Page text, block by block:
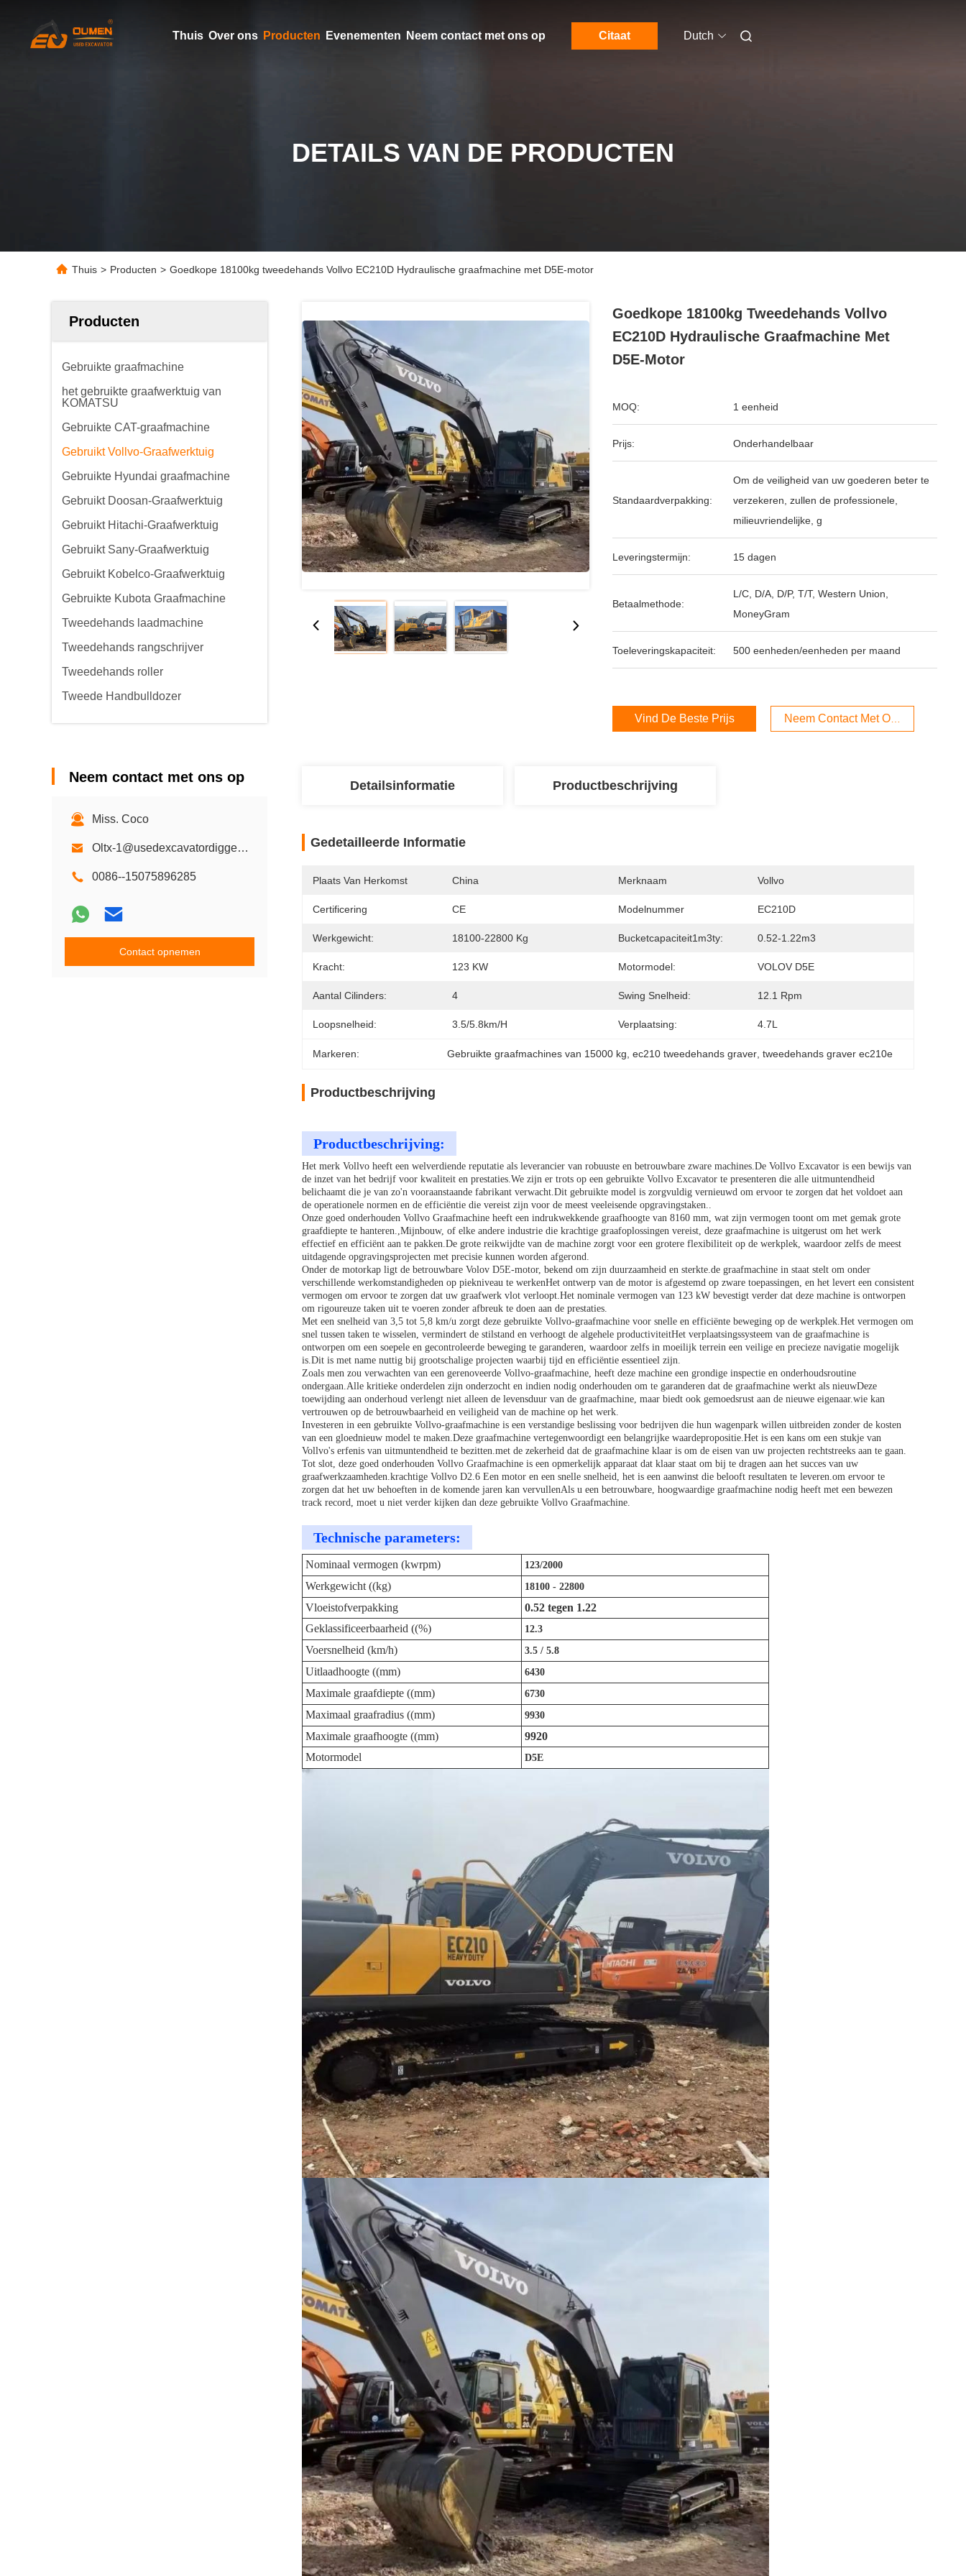
Thuis Over ons Producten Evenementen Neem contact met ons op Citaat Dutch
DETAILS VAN DE PRODUCTEN
Thuis > Producten > Goedkope 18100kg tweedehands Vollvo EC210D Hydraulische graafmachine met D5E-motor
Producten
Gebruikte graafmachine
het gebruikte graafwerktuig van
KOMATSU
Gebruikte CAT-graafmachine
Gebruikt Vollvo-Graafwerktuig
Gebruikte Hyundai graafmachine
Gebruikt Doosan-Graafwerktuig
Gebruikt Hitachi-Graafwerktuig
Gebruikt Sany-Graafwerktuig
Gebruikt Kobelco-Graafwerktuig
Gebruikte Kubota Graafmachine
Tweedehands laadmachine
Tweedehands rangschrijver
Tweedehands roller
Tweede Handbulldozer
Neem contact met ons op
Miss. Coco
Oltx-1@usedexcavatordigger.com
0086--15075896285
Contact opnemen
Goedkope 18100kg Tweedehands Vollvo
EC210D Hydraulische Graafmachine Met
D5E-Motor
MOQ: 1 eenheid
Prijs: Onderhandelbaar
Standaardverpakking:
Om de veiligheid van uw goederen beter te
verzekeren, zullen de professionele,
milieuvriendelijke, g
Leveringstermijn: 15 dagen
Betaalmethode:
L/C, D/A, D/P, T/T, Western Union,
MoneyGram
Toeleveringskapaciteit: 500 eenheden/eenheden per maand
Vind De Beste Prijs Neem Contact Met Ons Op
Detailsinformatie Productbeschrijving
Gedetailleerde Informatie
Plaats Van Herkomst China Merknaam Vollvo
Certificering CE Modelnummer EC210D
Werkgewicht: 18100-22800 Kg Bucketcapaciteit1m3ty: 0.52-1.22m3
Kracht: 123 KW Motormodel: VOLOV D5E
Aantal Cilinders: 4 Swing Snelheid: 12.1 Rpm
Loopsnelheid: 3.5/5.8km/h Verplaatsing: 4.7L
Markeren: Gebruikte graafmachines van 15000 kg , ec210 tweedehands graver , tweedehands graver ec210e
Productbeschrijving
Productbeschrijving:
Het merk Vollvo heeft een welverdiende reputatie als leverancier van robuuste en betrouwbare zware machines.De Vollvo Excavator is een bewijs van
de inzet van het bedrijf voor kwaliteit en prestaties.We zijn er trots op een gebruikte Vollvo Excavator te presenteren die alle uitmuntendheid
belichaamt die je van zo'n vooraanstaande fabrikant verwacht.Dit gebruikte model is zorgvuldig vernieuwd om ervoor te zorgen dat het voldoet aan
de operationele normen en de efficiëntie die vereist zijn voor de meest veeleisende opgravingstaken..
Onze goed onderhouden Vollvo Graafmachine heeft een indrukwekkende graafhoogte van 8160 mm, wat zijn vermogen toont om met gemak grote
graafdiepte te hanteren.,Mijnbouw, of elke andere industrie die krachtige graafoplossingen vereist, deze graafmachine is uitgerust om het werk
effectief en efficiënt aan te pakken.De grote reikwijdte van de machine zorgt voor een grotere flexibiliteit op de werkplek, waardoor zelfs de meest
uitdagende opgravingsprojecten met precisie kunnen worden afgerond.
Onder de motorkap ligt de betrouwbare Volov D5E-motor, bekend om zijn duurzaamheid en sterkte.de graafmachine in staat stelt om onder
verschillende werkomstandigheden op piekniveau te werkenHet ontwerp van de motor is afgestemd op zware toepassingen, en het levert een consistent
vermogen om ervoor te zorgen dat uw graafwerk vlot verloopt.Het nominale vermogen van 123 kW bevestigt verder dat deze machine is ontworpen
om rigoureuze taken uit te voeren zonder afbreuk te doen aan de prestaties.
Met een snelheid van 3,5 tot 5,8 km/u zorgt deze gebruikte Vollvo-graafmachine voor snelle en efficiënte beweging op de werkplek.Het vermogen om
snel tussen taken te wisselen, vermindert de stilstand en verhoogt de algehele productiviteitHet verplaatsingssysteem van de graafmachine is
ontworpen om een soepele en gecontroleerde beweging te garanderen, waardoor zelfs in moeilijk terrein een veilige en precieze navigatie mogelijk
is.Dit is met name nuttig bij grootschalige projecten waarbij tijd en efficiëntie essentieel zijn.
Zoals men zou verwachten van een gerenoveerde Vollvo-graafmachine, heeft deze machine een grondige inspectie en onderhoudsroutine
ondergaan.Alle kritieke onderdelen zijn onderzocht en indien nodig onderhouden om te garanderen dat de graafmachine werkt als nieuwDeze
toewijding aan onderhoud verlengt niet alleen de levensduur van de graafmachine, maar biedt ook gemoedsrust aan de nieuwe eigenaar.wie kan
vertrouwen op de betrouwbaarheid en veiligheid van de machine op het werk.
Investeren in een gebruikte Vollvo-graafmachine is een verstandige beslissing voor bedrijven die hun wagenpark willen uitbreiden zonder de kosten
van een gloednieuw model te maken.Deze graafmachine vertegenwoordigt een belangrijke waardepropositie.Het is een kans om een stukje van
Vollvo's erfenis van uitmuntendheid te bezitten.met de zekerheid dat de graafmachine klaar is om de eisen van uw projecten rechtstreeks aan te gaan.
Tot slot, deze goed onderhouden Vollvo Graafmachine is een opmerkelijk apparaat dat klaar staat om bij te dragen aan het succes van uw
graafwerkzaamheden.krachtige Vollvo D2.6 Een motor en een snelle snelheid, het is een aanwinst die belooft resultaten te leveren.om ervoor te
zorgen dat het uw behoeften in de komende jaren kan vervullenAls u een betrouwbare, hoogwaardige graafmachine nodig heeft met een bewezen
track record, moet u niet verder kijken dan deze gebruikte Vollvo Graafmachine.
Technische parameters:
Nominaal vermogen (kwrpm) 123/2000
Werkgewicht ((kg) 18100 - 22800
Vloeistofverpakking
0.52 tegen 1.22
Geklassificeerbaarheid ((%)
12.3
Voersnelheid (km/h) 3.5 / 5.8
Uitlaadhoogte ((mm) 6430
Maximale graafdiepte ((mm) 6730
Maximaal graafradius ((mm) 9930
Maximale graafhoogte ((mm)
9920
Motormodel
D5E